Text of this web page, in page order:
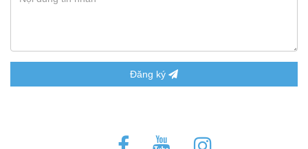
Đăng ký